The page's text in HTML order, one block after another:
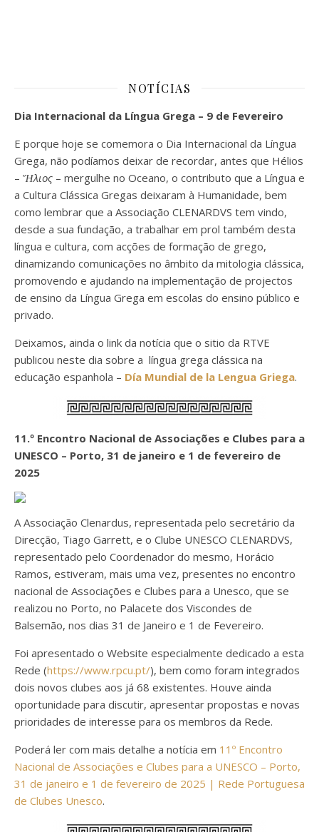
NOTÍCIAS
Dia Internacional da Língua Grega – 9 de Fevereiro
E porque hoje se comemora o Dia Internacional da Língua
Grega, não podíamos deixar de recordar, antes que Hélios
– Ἥλιος – mergulhe no Oceano, o contributo que a Língua e
a Cultura Clássica Gregas deixaram à Humanidade, bem
como lembrar que a Associação CLENARDVS tem vindo,
desde a sua fundação, a trabalhar em prol também desta
língua e cultura, com acções de formação de grego,
dinamizando comunicações no âmbito da mitologia clássica,
promovendo e ajudando na implementação de projectos
de ensino da Língua Grega em escolas do ensino público e
privado.
Deixamos, ainda o link da notícia que o sitio da RTVE
publicou neste dia sobre a língua grega clássica na
educação espanhola – Día Mundial de la Lengua Griega.
11.º Encontro Nacional de Associações e Clubes para a
UNESCO – Porto, 31 de janeiro e 1 de fevereiro de
2025
A Associação Clenardus, representada pelo secretário da
Direcção, Tiago Garrett, e o Clube UNESCO CLENARDVS,
representado pelo Coordenador do mesmo, Horácio
Ramos, estiveram, mais uma vez, presentes no encontro
nacional de Associações e Clubes para a Unesco, que se
realizou no Porto, no Palacete dos Viscondes de
Balsemão, nos dias 31 de Janeiro e 1 de Fevereiro.
Foi apresentado o Website especialmente dedicado a esta
Rede (https://www.rpcu.pt/), bem como foram integrados
dois novos clubes aos já 68 existentes. Houve ainda
oportunidade para discutir, apresentar propostas e novas
prioridades de interesse para os membros da Rede.
Poderá ler com mais detalhe a notícia em 11º Encontro
Nacional de Associações e Clubes para a UNESCO – Porto,
31 de janeiro e 1 de fevereiro de 2025 | Rede Portuguesa
de Clubes Unesco.